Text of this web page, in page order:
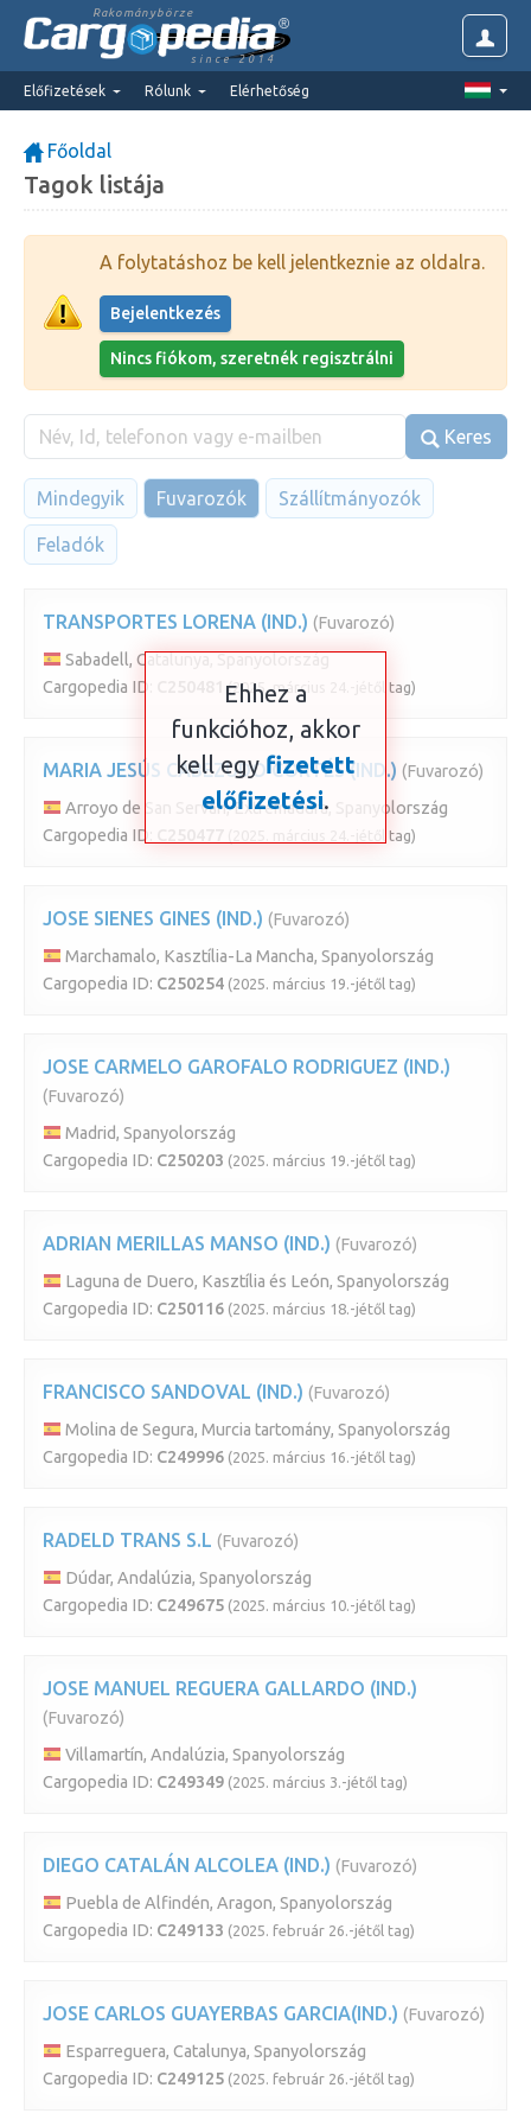
Rakománybörze
since 2014
Előfizetések Rólunk Elérhetőség
Főoldal
Tagok listája
A folytatáshoz be kell jelentkeznie az oldalra.
Bejelentkezés
Nincs fiókom, szeretnék regisztrálni
Keres
Mindegyik Fuvarozók Szállítmányozók
Feladók
TRANSPORTES LORENA (IND.) (Fuvarozó)
Sabadell, Catalunya, Spanyolország
Cargopedia ID:
(2025. március 24.-jétől tag)
MARIA JESÚS CABEZUDO CORTÉS (IND.) (Fuvarozó)
Arroyo de San Serván, Extremadura, Spanyolország
Cargopedia ID:
(2025. március 24.-jétől tag)
JOSE SIENES GINES (IND.) (Fuvarozó)
Marchamalo, Kasztília-La Mancha, Spanyolország
Cargopedia ID: C250254 (2025. március 19.-jétől tag)
JOSE CARMELO GAROFALO RODRIGUEZ (IND.)
(Fuvarozó)
Madrid, Spanyolország
Cargopedia ID: C250203 (2025. március 19.-jétől tag)
ADRIAN MERILLAS MANSO (IND.) (Fuvarozó)
Laguna de Duero, Kasztília és León, Spanyolország
Cargopedia ID: C250116 (2025. március 18.-jétől tag)
FRANCISCO SANDOVAL (IND.) (Fuvarozó)
Molina de Segura, Murcia tartomány, Spanyolország
Cargopedia ID: C249996 (2025. március 16.-jétől tag)
RADELD TRANS S.L (Fuvarozó)
Dúdar, Andalúzia, Spanyolország
Cargopedia ID: C249675 (2025. március 10.-jétől tag)
JOSE MANUEL REGUERA GALLARDO (IND.)
(Fuvarozó)
Villamartín, Andalúzia, Spanyolország
Cargopedia ID: C249349 (2025. március 3.-jétől tag)
DIEGO CATALÁN ALCOLEA (IND.) (Fuvarozó)
Puebla de Alfindén, Aragon, Spanyolország
Cargopedia ID: C249133 (2025. február 26.-jétől tag)
JOSE CARLOS GUAYERBAS GARCIA(IND.) (Fuvarozó)
Esparreguera, Catalunya, Spanyolország
Cargopedia ID: C249125 (2025. február 26.-jétől tag)
Ehhez a
funkcióhoz, akkor
kell egyfizetett
előfizetési.